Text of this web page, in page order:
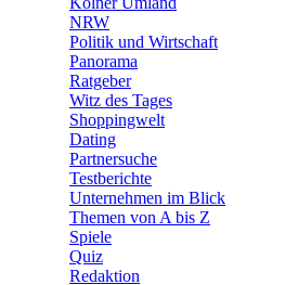
NRW
Politik und Wirtschaft
Panorama
Ratgeber
Witz des Tages
Shoppingwelt
Dating
Partnersuche
Testberichte
Unternehmen im Blick
Themen von A bis Z
Spiele
Quiz
Redaktion